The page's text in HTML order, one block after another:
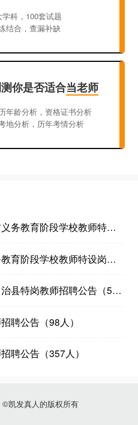
学科，100套试题
结合，查漏补缺
你是否适合当老师
年龄分析，资格证书分析
地分析，历年考情分析
2023年辽宁鞍山台安县农村义务教育阶段学校教师特设岗位计划招聘公告（50人）
2023年辽宁辽阳市农村义务教育阶段学校教师特设岗位计划招考公告（73人）
2022年辽宁鞍山岫岩满族自治县特岗教师招聘公告（50人）
聘公告（98人）
聘公告（357人）
©凯发真人的版权所有